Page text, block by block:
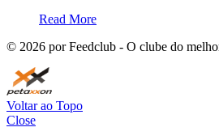
Read More
© 2026 por Feedclub - O clube do
Voltar ao Topo
Close